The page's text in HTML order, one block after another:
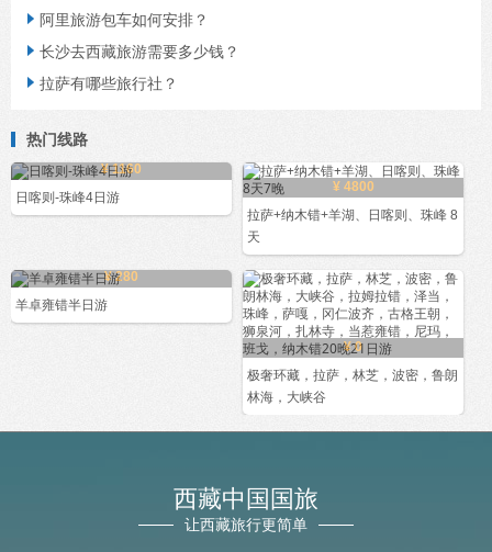
 阿里旅游包车如何安排？
 长沙去西藏旅游需要多少钱？
 拉萨有哪些旅行社？
热门线路
¥ 1160
日喀则-珠峰4日游
¥ 4800
拉萨+纳木错+羊湖、日喀则、珠峰 8
天
¥ 280
羊卓雍错半日游
¥ 0
极奢环藏，拉萨，林芝，波密，鲁朗
林海，大峡谷
西藏中国国旅
让西藏旅行更简单